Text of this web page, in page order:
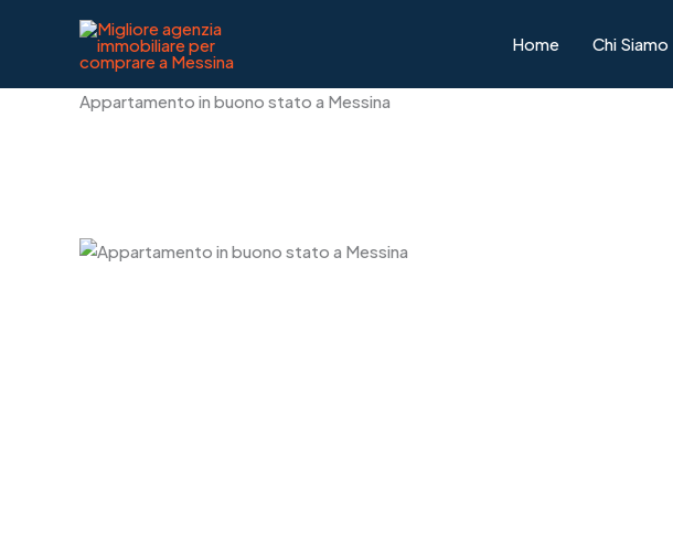
contenuto
Home Chi Siamo
Appartamento in buono stato a Messina